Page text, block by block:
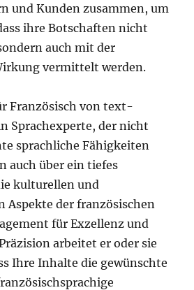
und Kunden zusammen, um
ihre Botschaften nicht
auch mit der
vermittelt werden.
Französisch von text-
Sprachexperte, der nicht
sprachliche Fähigkeiten
auch über ein tiefes
kulturellen und
Aspekte der französischen
für Exzellenz und
arbeitet er oder sie
Ihre Inhalte die gewünschte